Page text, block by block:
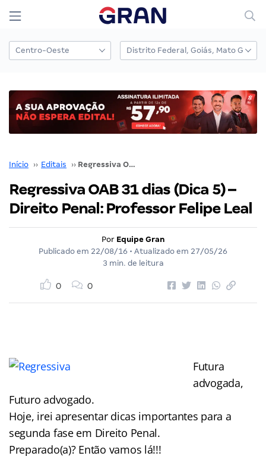
Início ›› Editais ›› Regressiva OAB 31 dias (Dica 5) – Direito Penal: Professor Felipe Leal
Regressiva OAB 31 dias (Dica 5) –
Direito Penal: Professor Felipe Leal
Por Equipe Gran
Publicado em 22/08/16 • Atualizado em 27/05/26
3 min. de leitura
0 0
Futura
advogada,
Futuro advogado.
Hoje, irei apresentar dicas importantes para a
segunda fase em Direito Penal.
Preparado(a)? Então vamos lá!!!